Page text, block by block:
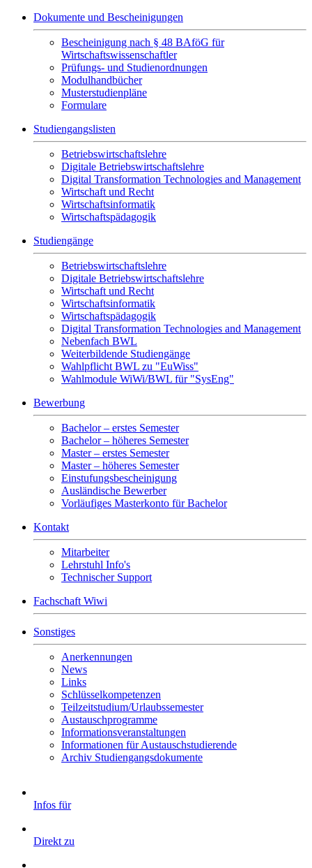
Dokumente und Bescheinigungen
Bescheinigung nach § 48 BAföG für
Wirtschaftswissenschaftler
Prüfungs- und Studienordnungen
Modulhandbücher
Musterstudienpläne
Formulare
Studiengangslisten
Betriebswirtschaftslehre
Digitale Betriebswirtschaftslehre
Digital Transformation Technologies and Management
Wirtschaft und Recht
Wirtschaftsinformatik
Wirtschaftspädagogik
Studiengänge
Betriebswirtschaftslehre
Digitale Betriebswirtschaftslehre
Wirtschaft und Recht
Wirtschaftsinformatik
Wirtschaftspädagogik
Digital Transformation Technologies and Management
Nebenfach BWL
Weiterbildende Studiengänge
Wahlpflicht BWL zu "EuWiss"
Wahlmodule WiWi/BWL für "SysEng"
Bewerbung
Bachelor – erstes Semester
Bachelor – höheres Semester
Master – erstes Semester
Master – höheres Semester
Einstufungsbescheinigung
Ausländische Bewerber
Vorläufiges Masterkonto für Bachelor
Kontakt
Mitarbeiter
Lehrstuhl Info's
Technischer Support
Fachschaft Wiwi
Sonstiges
Anerkennungen
News
Links
Schlüsselkompetenzen
Teilzeitstudium/Urlaubssemester
Austauschprogramme
Informationsveranstaltungen
Informationen für Austauschstudierende
Archiv Studiengangsdokumente
Infos für
Direkt zu